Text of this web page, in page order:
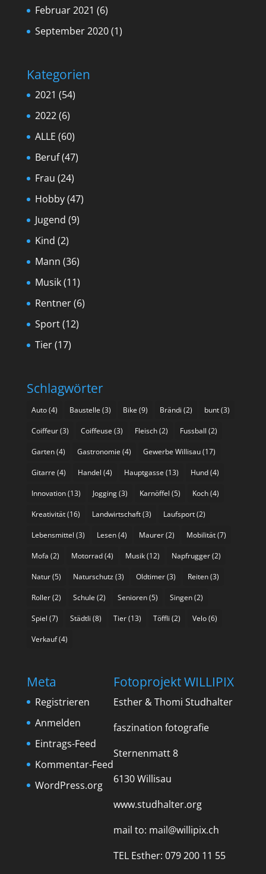
Februar 2021 (6)
September 2020(1)
Kategorien
2021 (54)
2022(6)
ALLE (60)
Beruf(47)
Frau (24)
Hobby(47)
Jugend (9)
Kind (2)
Mann (36)
Musik(11)
Rentner(6)
Sport(12)
Tier(17)
Schlagwörter
Auto(4) Baustelle (3) Bike (9) Brändi (2) bunt(3)
Coiffeur(3) Coiffeuse (3) Fleisch(2) Fussball (2)
Garten(4) Gastronomie (4) Gewerbe Willisau(17)
Gitarre (4) Handel (4) Hauptgasse (13) Hund(4)
Innovation(13) Jogging(3) Karnöffel (5) Koch(4)
Kreativität(16) Landwirtschaft(3) Laufsport(2)
Lebensmittel (3) Lesen(4) Maurer(2) Mobilität(7)
Mofa (2) Motorrad(4) Musik(12) Napfrugger(2)
Natur(5) Naturschutz(3) Oldtimer(3) Reiten(3)
Roller(2) Schule (2) Senioren(5) Singen(2)
Spiel (7) Städtli (8) Tier(13) Töffli (2) Velo(6)
Verkauf(4)
Meta
Registrieren
Anmelden
Eintrags-Feed
Kommentar-Feed
WordPress.org
Fotoprojekt WILLIPIX
Esther & Thomi Studhalter
faszination fotografie
Sternenmatt 8
6130 Willisau
www.studhalter.org
mail to: mail@willipix.ch
TEL Esther: 079 200 11 55